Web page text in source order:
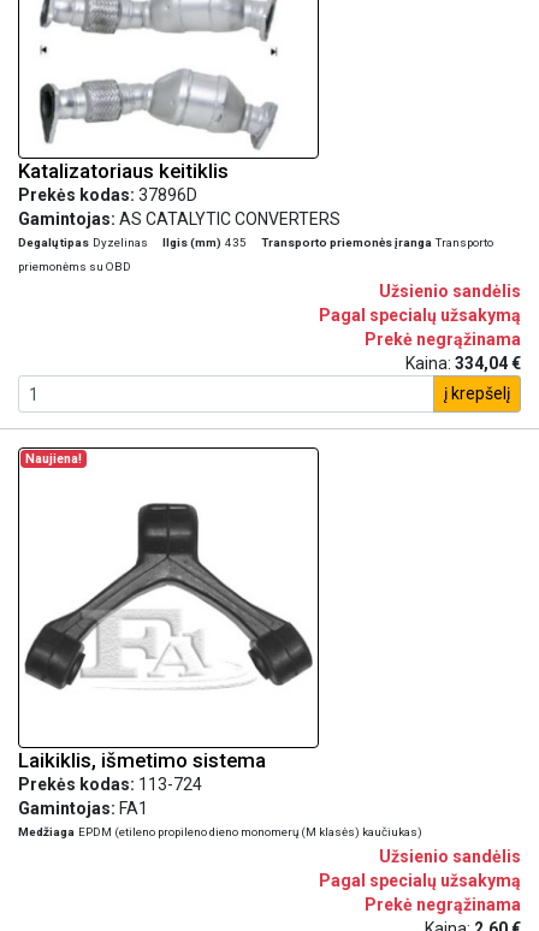
Katalizatoriaus keitiklis
Prekės kodas: 37896D
Gamintojas: AS CATALYTIC CONVERTERS
Degalų tipas Dyzelinas Ilgis (mm) 435 Transporto priemonės įranga Transporto
priemonėms su OBD
Užsienio sandėlis
Pagal specialų užsakymą
Prekė negrąžinama
Kaina: 334,04 €
į krepšelį
Naujiena!
Laikiklis, išmetimo sistema
Prekės kodas: 113-724
Gamintojas: FA1
Medžiaga EPDM (etileno propileno dieno monomerų (M klasės) kaučiukas)
Užsienio sandėlis
Pagal specialų užsakymą
Prekė negrąžinama